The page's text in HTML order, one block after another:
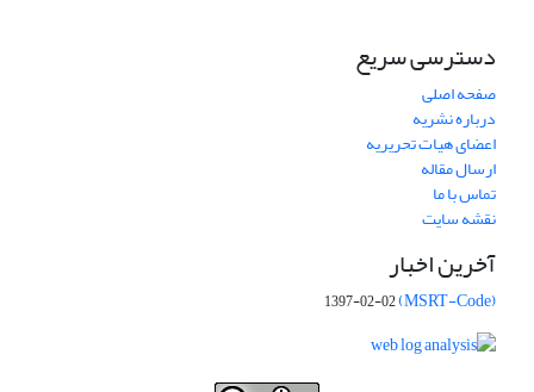
دسترسی سریع
صفحه اصلی
درباره نشریه
اعضای هیات تحریریه
ارسال مقاله
تماس با ما
نقشه سایت
آخرین اخبار
(MSRT-Code)
1397-02-02